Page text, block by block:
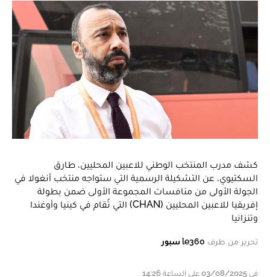
كشف مدرب المنتخب الوطني للاعبين المحليين، طارق
السكتيوي، عن التشكيلة الرسمية التي ستواجه منتخب أنغولا في
الجولة الأولى من منافسات المجموعة الأولى ضمن بطولة
إفريقيا للاعبين المحليين (CHAN) التي تُقام في كينيا وأوغندا
وتنزانيا
تحرير من طرف le360 سبور
في 03/08/2025 على الساعة 14:26